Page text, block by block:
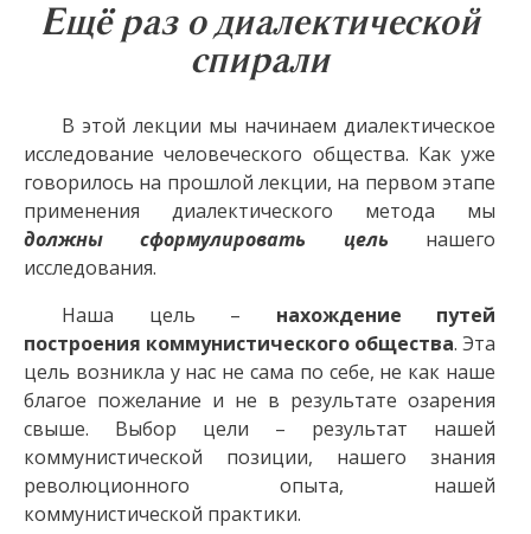
Ещё раз о диалектической
спирали
В этой лекции мы начинаем диалектическое
исследование человеческого общества. Как уже
говорилось на прошлой лекции, на первом этапе
применения диалектического метода мы
должны сформулировать цель нашего
исследования.
Наша цель – нахождение путей
построения коммунистического общества. Эта
цель возникла у нас не сама по себе, не как наше
благое пожелание и не в результате озарения
свыше. Выбор цели – результат нашей
коммунистической позиции, нашего знания
революционного опыта, нашей
коммунистической практики.